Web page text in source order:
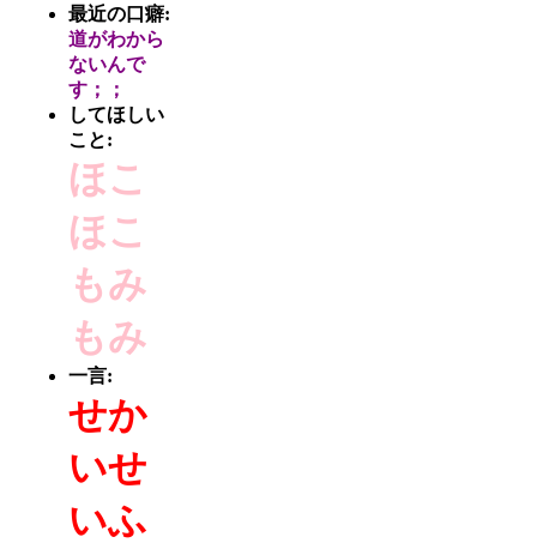
最近の口癖:
道がわから
ないんで
す；；
してほしい
こと:
ほこ
ほこ
もみ
もみ
一言:
せか
いせ
いふ